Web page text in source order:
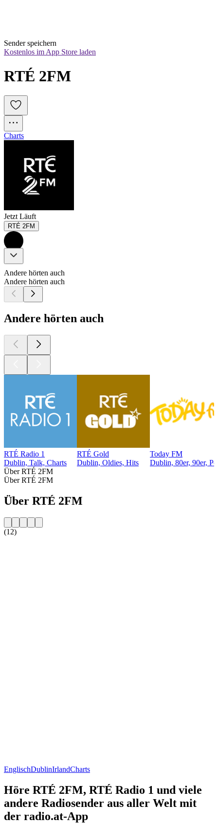
Sender speichern
Kostenlos im App Store laden
RTÉ 2FM
Charts
Jetzt Läuft
RTÉ 2FM
Andere hörten auch
Andere hörten auch
Andere hörten auch
RTÉ Radio 1
Dublin, Talk, Charts
RTÉ Gold
Dublin, Oldies, Hits
Today FM
Dublin, 80er, 90er,
Über RTÉ 2FM
Über RTÉ 2FM
Über RTÉ 2FM
(12)
EnglischDublinIrlandCharts
Höre RTÉ 2FM, RTÉ Radio 1 und viele
andere Radiosender aus aller Welt mit
der radio.at-App